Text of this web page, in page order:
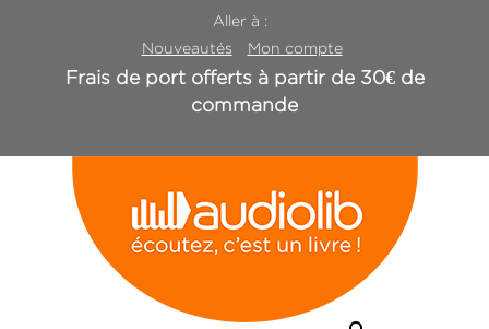
Aller à :
Nouveautés
Mon compte
Frais de port offerts à partir de 30€ de
commande